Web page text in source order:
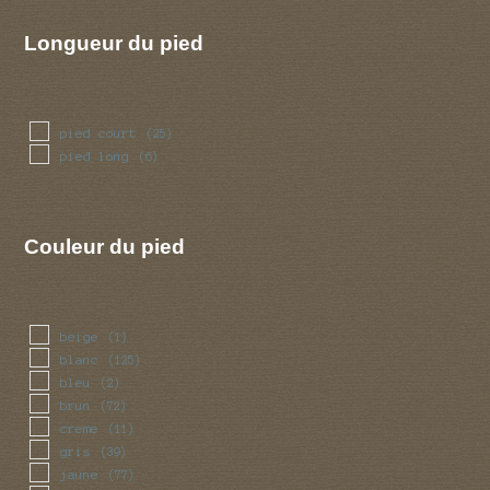
Longueur du pied
pied court (25)
pied long (6)
Couleur du pied
beige (1)
blanc (125)
bleu (2)
brun (72)
creme (11)
gris (39)
jaune (77)